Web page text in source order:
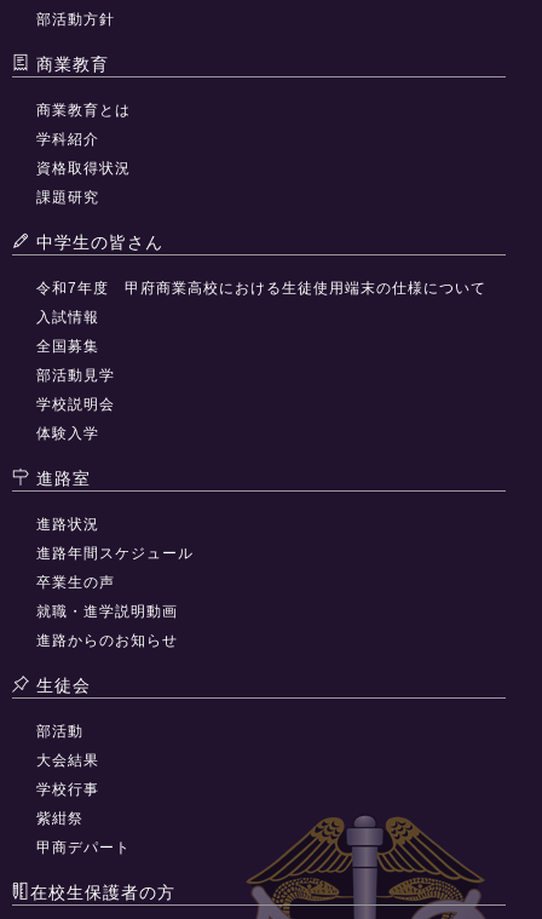
部活動方針
商業教育
商業教育とは
学科紹介
資格取得状況
課題研究
中学生の皆さん
令和7年度 甲府商業高校における生徒使用端末の仕様について
入試情報
全国募集
部活動見学
学校説明会
体験入学
進路室
進路状況
進路年間スケジュール
卒業生の声
就職・進学説明動画
進路からのお知らせ
生徒会
部活動
大会結果
学校行事
紫紺祭
甲商デパート
在校生保護者の方